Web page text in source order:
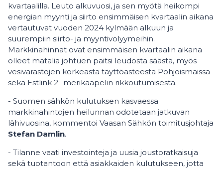
kvartaalilla. Leuto alkuvuosi, ja sen myötä heikompi
energian myynti ja siirto ensimmäisen kvartaalin aikana
vertautuvat vuoden 2024 kylmään alkuun ja
suurempiin siirto- ja myyntivolyymeihin.
Markkinahinnat ovat ensimmäisen kvartaalin aikana
olleet matalia johtuen paitsi leudosta säästä, myös
vesivarastojen korkeasta täyttöasteesta Pohjoismaissa
sekä Estlink 2 -merikaapelin rikkoutumisesta.
- Suomen sähkön kulutuksen kasvaessa
markkinahintojen heilunnan odotetaan jatkuvan
lähivuosina, kommentoi Vaasan Sähkön toimitusjohtaja
Stefan Damlin.
- Tilanne vaati investointeja ja uusia joustoratkaisuja
sekä tuotantoon että asiakkaiden kulutukseen, jotta